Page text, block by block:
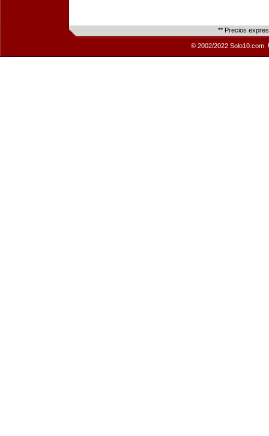
** Precios
© 2002/2022 Solo10.com